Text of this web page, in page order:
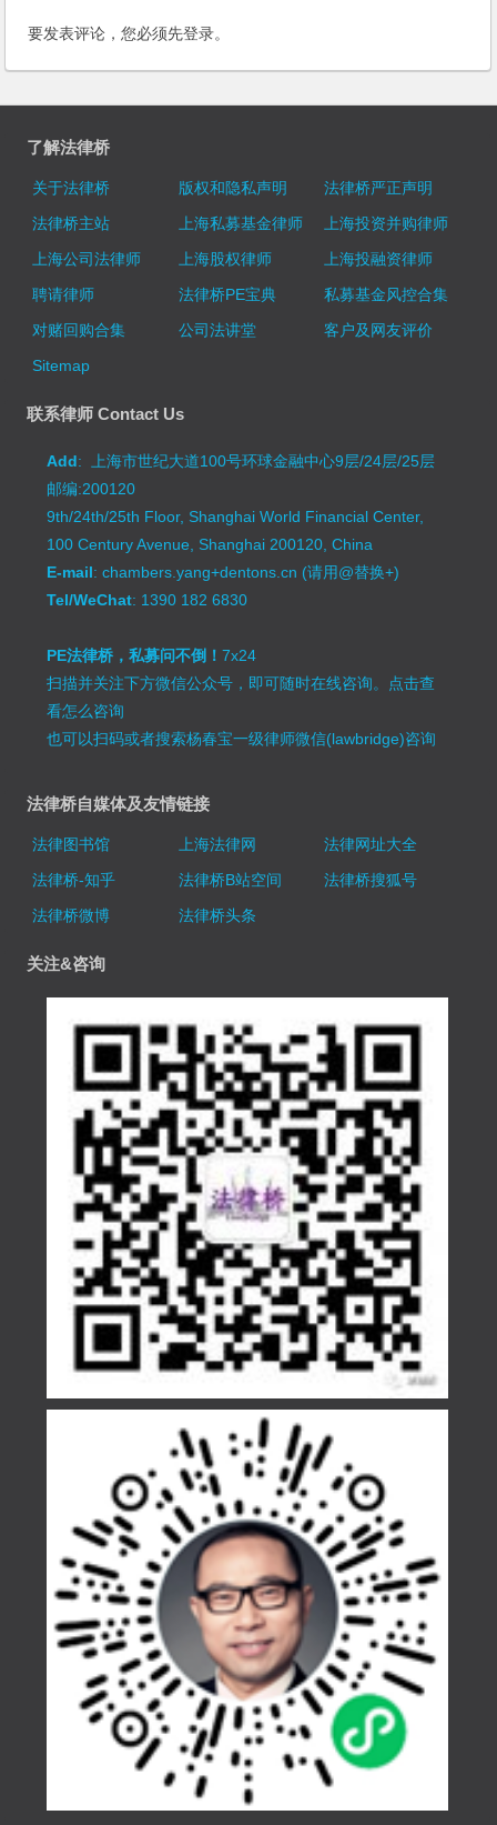
要发表评论，您必须先登录。
了解法律桥
关于法律桥 版权和隐私声明
法律桥严正声明
法律桥主站
上海私募基金律师
上海投资并购律师
上海公司法律师
上海股权律师
上海投融资律师
聘请律师
法律桥PE宝典
私募基金风控合集
对赌回购合集
公司法讲堂
客户及网友评价
Sitemap
联系律师 Contact Us
Add: 上海市世纪大道100号环球金融中心9层/24层/25层
邮编:200120
9th/24th/25th Floor, Shanghai World Financial Center,
100 Century Avenue, Shanghai 200120, China
E-mail: chambers.yang+dentons.cn (请用@替换+)
Tel/WeChat: 1390 182 6830
PE法律桥，私募问不倒！7x24
扫描并关注下方微信公众号，即可随时在线咨询。 点击查
看怎么咨询
也可以扫码或者搜索杨春宝一级律师微信(lawbridge)咨询
法律桥自媒体及友情链接
法律图书馆 上海法律网
法律网址大全
法律桥-知乎
法律桥B站空间
法律桥搜狐号
法律桥微博
法律桥头条
关注&咨询